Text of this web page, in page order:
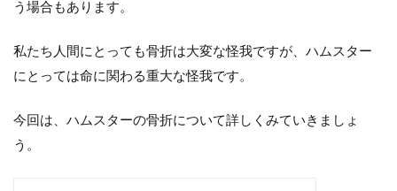
う場合もあります。
私たち人間にとっても骨折は大変な怪我ですが、ハムスター
にとっては命に関わる重大な怪我です。
今回は、ハムスターの骨折について詳しくみていきましょ
う。